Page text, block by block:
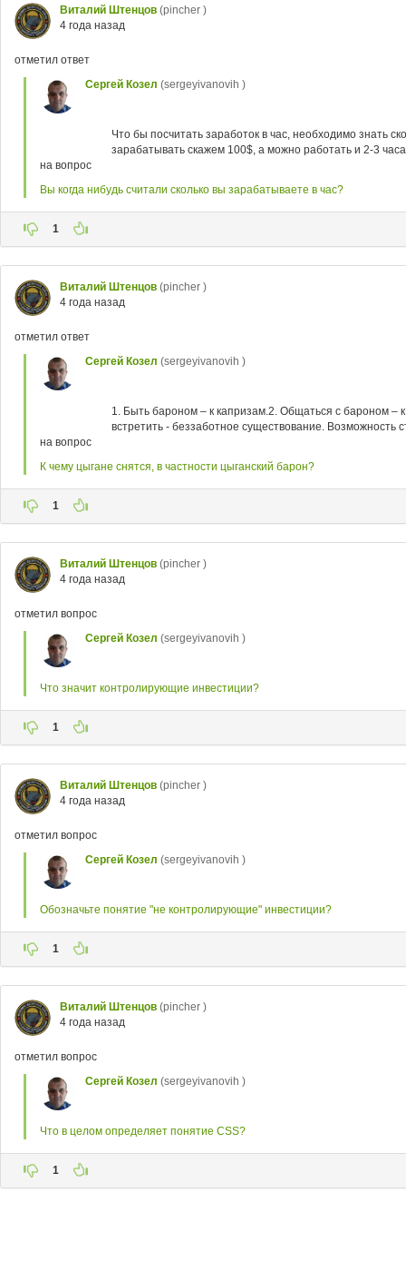
Виталий Штенцов (pincher )
4 года назад
отметил ответ
Сергей Козел (sergeyivanovih )
Что бы посчитать заработок в час, необходимо знать
зарабатывать скажем 100$, а можно работать и 2-3
на вопрос
Вы когда нибудь считали сколько вы зарабатываете в час?
1
Виталий Штенцов (pincher )
4 года назад
отметил ответ
Сергей Козел (sergeyivanovih )
1. Быть бароном – к капризам.2. Общаться с бароном –
встретить - беззаботное существование. Возможность
на вопрос
К чему цыгане снятся, в частности цыганский барон?
1
Виталий Штенцов (pincher )
4 года назад
отметил вопрос
Сергей Козел (sergeyivanovih )
Что значит контролирующие инвестиции?
1
Виталий Штенцов (pincher )
4 года назад
отметил вопрос
Сергей Козел (sergeyivanovih )
Обозначьте понятие "не контролирующие" инвестиции?
1
Виталий Штенцов (pincher )
4 года назад
отметил вопрос
Сергей Козел (sergeyivanovih )
Что в целом определяет понятие CSS?
1